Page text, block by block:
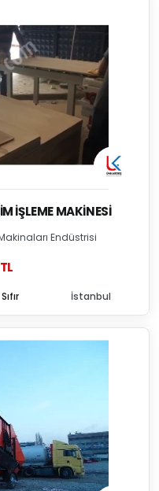
İŞLEME MAKINESI
Endüstrisi
İstanbul